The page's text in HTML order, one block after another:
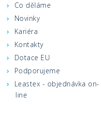
Co děláme
Novinky
Kariéra
Kontakty
Dotace EU
Podporujeme
Leastex - objednávka on-
line